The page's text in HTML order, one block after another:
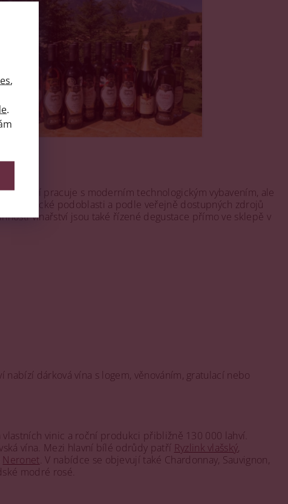
pracuje s moderním technologickým vybavením, ale
Slovácké podoblasti a podle veřejně dostupných zdrojů
vinařství jsou také řízené degustace přímo ve sklepě v
dárková vína s logem, věnováním, gratulací nebo
vinic a roční produkci přibližně 130 000 lahví.
vína. Mezi hlavní bílé odrůdy patří Ryzlink vlašský,
Neronet . V nabídce se objevují také Chardonnay, Sauvignon,
modré rosé.
,
.